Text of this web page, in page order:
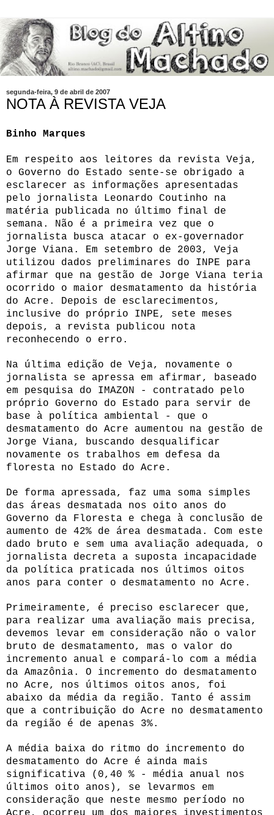
segunda-feira, 9 de abril de 2007
NOTA À REVISTA VEJA
Binho Marques
Em respeito aos leitores da revista Veja,
o Governo do Estado sente-se obrigado a
esclarecer as informações apresentadas
pelo jornalista Leonardo Coutinho na
matéria publicada no último final de
semana. Não é a primeira vez que o
jornalista busca atacar o ex-governador
Jorge Viana. Em setembro de 2003, Veja
utilizou dados preliminares do INPE para
afirmar que na gestão de Jorge Viana teria
ocorrido o maior desmatamento da história
do Acre. Depois de esclarecimentos,
inclusive do próprio INPE, sete meses
depois, a revista publicou nota
reconhecendo o erro.
Na última edição de Veja, novamente o
jornalista se apressa em afirmar, baseado
em pesquisa do IMAZON - contratado pelo
próprio Governo do Estado para servir de
base à política ambiental - que o
desmatamento do Acre aumentou na gestão de
Jorge Viana, buscando desqualificar
novamente os trabalhos em defesa da
floresta no Estado do Acre.
De forma apressada, faz uma soma simples
das áreas desmatada nos oito anos do
Governo da Floresta e chega à conclusão de
aumento de 42% de área desmatada. Com este
dado bruto e sem uma avaliação adequada, o
jornalista decreta a suposta incapacidade
da política praticada nos últimos oitos
anos para conter o desmatamento no Acre.
Primeiramente, é preciso esclarecer que,
para realizar uma avaliação mais precisa,
devemos levar em consideração não o valor
bruto de desmatamento, mas o valor do
incremento anual e compará-lo com a média
da Amazônia. O incremento do desmatamento
no Acre, nos últimos oitos anos, foi
abaixo da média da região. Tanto é assim
que a contribuição do Acre no desmatamento
da região é de apenas 3%.
A média baixa do ritmo do incremento do
desmatamento do Acre é ainda mais
significativa (0,40 % - média anual nos
últimos oito anos), se levarmos em
consideração que neste mesmo período no